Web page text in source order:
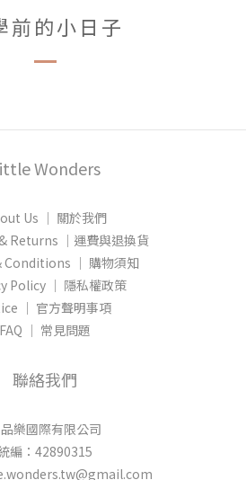
前的小日子
Wonders
Us │ 關於我們
Returns │運費與退換貨
Conditions │ 購物須知
Policy │ 隱私權政策
│ 官方聲明事項
FAQ │ 常見問題
聯絡我們
樂國際有限公司
編：42890315